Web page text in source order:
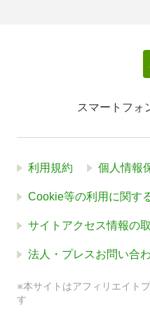
スマートフォ
利用規約 個人情報
Cookie等の利用に関す
サイトアクセス情報の
法人・プレスお問い合
※本サイトはアフィリエイト
す